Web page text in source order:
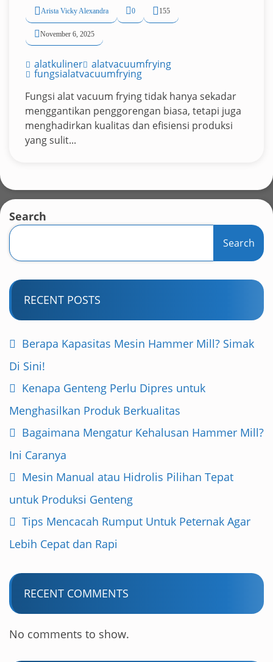
Arista Vicky Alexandra 0 155
November 6, 2025
alatkuliner alatvacuumfrying
fungsialatvacuumfrying
Fungsi alat vacuum frying tidak hanya sekadar
menggantikan penggorengan biasa, tetapi juga
menghadirkan kualitas dan efisiensi produksi
yang sulit...
Search
Search
RECENT POSTS
Berapa Kapasitas Mesin Hammer Mill? Simak
Di Sini!
Kenapa Genteng Perlu Dipres untuk
Menghasilkan Produk Berkualitas
Bagaimana Mengatur Kehalusan Hammer Mill?
Ini Caranya
Mesin Manual atau Hidrolis Pilihan Tepat
untuk Produksi Genteng
Tips Mencacah Rumput Untuk Peternak Agar
Lebih Cepat dan Rapi
RECENT COMMENTS
No comments to show.